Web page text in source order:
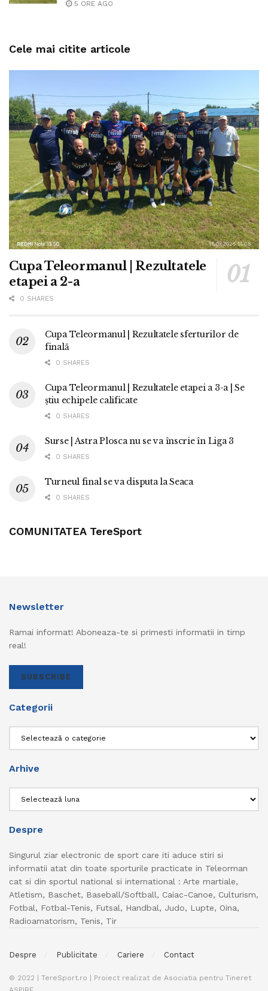
5 ORE AGO
Cele mai citite articole
Cupa Teleormanul | Rezultatele
etapei a 2-a
0 SHARES
Cupa Teleormanul | Rezultatele sferturilor de
finală
0 SHARES
Cupa Teleormanul | Rezultatele etapei a 3-a | Se
știu echipele calificate
0 SHARES
Surse | Astra Plosca nu se va înscrie în Liga 3
0 SHARES
Turneul final se va disputa la Seaca
0 SHARES
COMUNITATEA TereSport
Newsletter
Ramai informat! Aboneaza-te si primesti informatii in timp
real!
SUBSCRIBE
Categorii
Arhive
Despre
Singurul ziar electronic de sport care iti aduce stiri si
informatii atat din toate sporturile practicate in Teleorman
cat si din sportul national si international : Arte martiale,
Atletism, Baschet, Baseball/Softball, Caiac-Canoe, Culturism,
Fotbal, Fotbal-Tenis, Futsal, Handbal, Judo, Lupte, Oina,
Radioamatorism, Tenis, Tir
Despre Publicitate Cariere Contact
© 2022 | TereSport.ro | Proiect realizat de Asociatia pentru Tineret